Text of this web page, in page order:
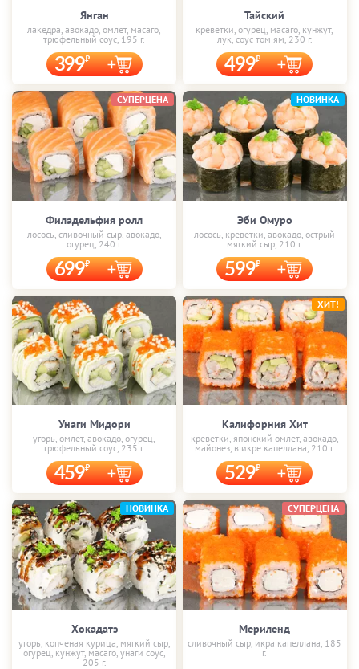
Янган
лакедра, авокадо, омлет, масаго,
трюфельный соус, 195 г.
399
Тайский
креветки, огурец, масаго, кунжут,
лук, соус том ям, 230 г.
499
Филадельфия ролл
лосось, сливочный сыр, авокадо,
огурец, 240 г.
699
СУПЕРЦЕНА
Эби Омуро
лосось, креветки, авокадо, острый
мягкий сыр, 210 г.
599
НОВИНКА
Унаги Мидори
угорь, омлет, авокадо, огурец,
трюфельный соус, 235 г.
459
Калифорния Хит
креветки, японский омлет, авокадо,
майонез, в икре капеллана, 210 г.
529
ХИТ!
Хокадатэ
угорь, копченая курица, мягкий сыр,
огурец, кунжут, масаго, унаги соус,
205 г.
НОВИНКА
Мериленд
сливочный сыр, икра капеллана, 185
г.
СУПЕРЦЕНА